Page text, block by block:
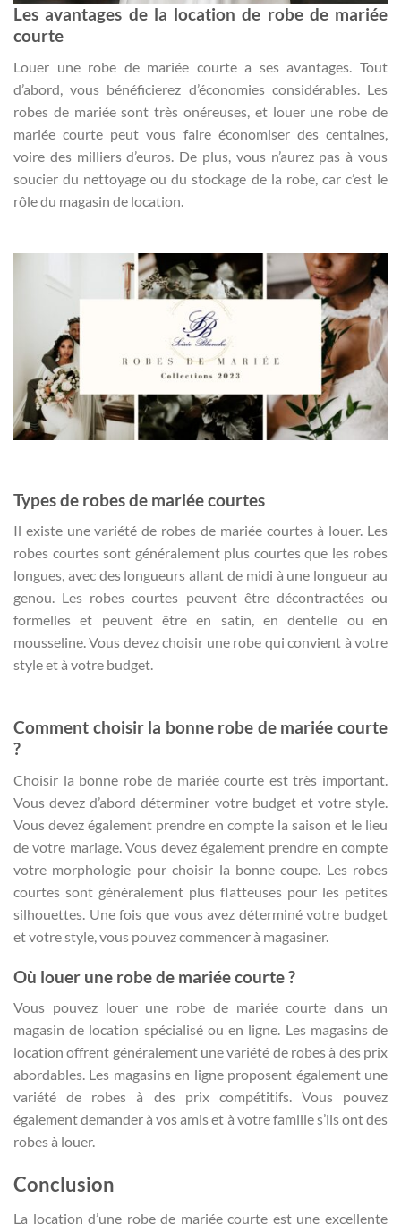
Les avantages de la location de robe de mariée
courte
Louer une robe de mariée courte a ses avantages. Tout
d’abord, vous bénéficierez d’économies considérables. Les
robes de mariée sont très onéreuses, et louer une robe de
mariée courte peut vous faire économiser des centaines,
voire des milliers d’euros. De plus, vous n’aurez pas à vous
soucier du nettoyage ou du stockage de la robe, car c’est le
rôle du magasin de location.
Types de robes de mariée courtes
Il existe une variété de robes de mariée courtes à louer. Les
robes courtes sont généralement plus courtes que les robes
longues, avec des longueurs allant de midi à une longueur au
genou. Les robes courtes peuvent être décontractées ou
formelles et peuvent être en satin, en dentelle ou en
mousseline. Vous devez choisir une robe qui convient à votre
style et à votre budget.
Comment choisir la bonne robe de mariée courte
?
Choisir la bonne robe de mariée courte est très important.
Vous devez d’abord déterminer votre budget et votre style.
Vous devez également prendre en compte la saison et le lieu
de votre mariage. Vous devez également prendre en compte
votre morphologie pour choisir la bonne coupe. Les robes
courtes sont généralement plus flatteuses pour les petites
silhouettes. Une fois que vous avez déterminé votre budget
et votre style, vous pouvez commencer à magasiner.
Où louer une robe de mariée courte ?
Vous pouvez louer une robe de mariée courte dans un
magasin de location spécialisé ou en ligne. Les magasins de
location offrent généralement une variété de robes à des prix
abordables. Les magasins en ligne proposent également une
variété de robes à des prix compétitifs. Vous pouvez
également demander à vos amis et à votre famille s’ils ont des
robes à louer.
Conclusion
La location d’une robe de mariée courte est une excellente